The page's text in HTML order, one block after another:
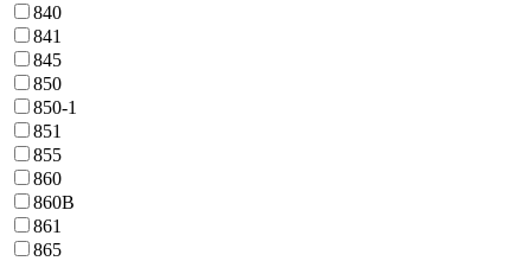
840
841
845
850
850-1
851
855
860
860B
861
865